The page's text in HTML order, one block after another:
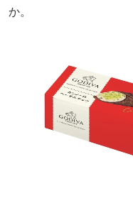
か。